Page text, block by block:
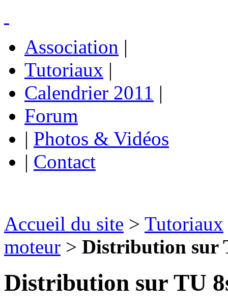
Association |
Tutoriaux |
Calendrier 2011 |
Forum
| Photos & Vidéos
| Contact
Accueil du site > Tutoriaux
moteur > Distribution sur
Distribution sur TU